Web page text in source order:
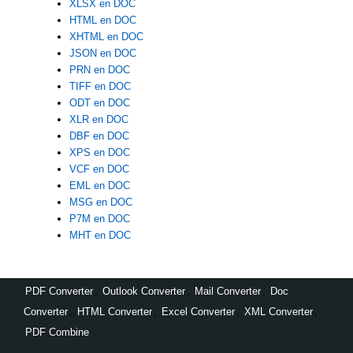
XLSX en DOC
HTML en DOC
XHTML en DOC
JSON en DOC
PRN en DOC
TIFF en DOC
ODT en DOC
XLR en DOC
DBF en DOC
XPS en DOC
VCF en DOC
EML en DOC
MSG en DOC
P7M en DOC
MHT en DOC
PDF Converter , Outlook Converter , Mail Converter ,
Doc
Converter , HTML Converter , Excel Converter , XML Converter ,
PDF Combine